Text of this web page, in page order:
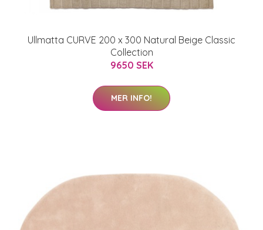
Ullmatta CURVE 200 x 300 Natural Beige Classic
Collection
9650 SEK
MER INFO!